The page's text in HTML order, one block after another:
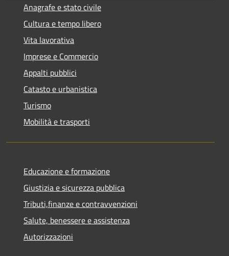
Anagrafe e stato civile
Cultura e tempo libero
Vita lavorativa
Imprese e Commercio
Appalti pubblici
Catasto e urbanistica
Turismo
Mobilità e trasporti
Educazione e formazione
Giustizia e sicurezza pubblica
Tributi,finanze e contravvenzioni
Salute, benessere e assistenza
Autorizzazioni